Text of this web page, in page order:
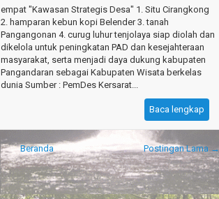
empat "Kawasan Strategis Desa" 1. Situ Cirangkong
2. hamparan kebun kopi Belender 3. tanah
Pangangonan 4. curug luhur tenjolaya siap diolah dan
dikelola untuk peningkatan PAD dan kesejahteraan
masyarakat, serta menjadi daya dukung kabupaten
Pangandaran sebagai Kabupaten Wisata berkelas
dunia Sumber : PemDes Kersarat...
Baca lengkap
Postingan Lama →
Beranda